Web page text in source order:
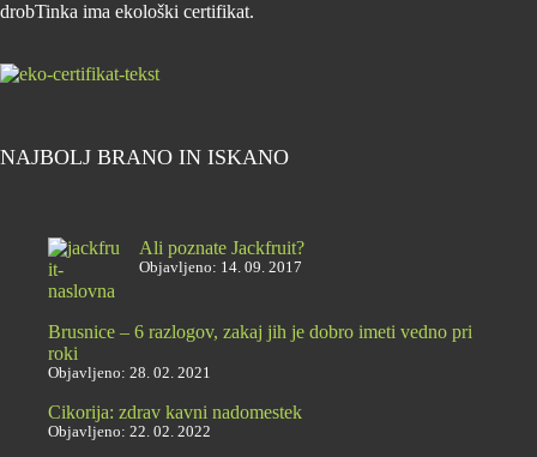
drobTinka ima ekološki certifikat.
NAJBOLJ BRANO IN ISKANO
Ali poznate Jackfruit?
Objavljeno: 14. 09. 2017
Brusnice – 6 razlogov, zakaj jih je dobro imeti vedno pri
roki
Objavljeno: 28. 02. 2021
Cikorija: zdrav kavni nadomestek
Objavljeno: 22. 02. 2022